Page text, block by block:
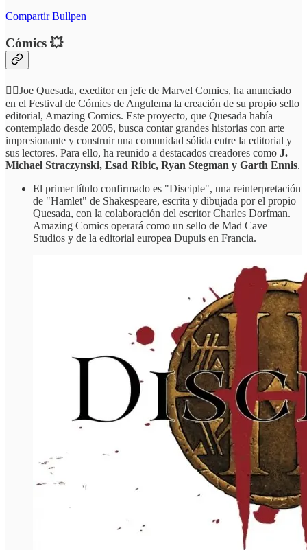
Compartir Bullpen
Cómics 💥
🏴‍☠️Joe Quesada, exeditor en jefe de Marvel Comics, ha anunciado
en el Festival de Cómics de Angulema la creación de su propio sello
editorial, Amazing Comics. Este proyecto, que Quesada había
contemplado desde 2005, busca contar grandes historias con arte
impresionante y construir una comunidad sólida entre la editorial y
sus lectores. Para ello, ha reunido a destacados creadores como J.
Michael Straczynski, Esad Ribic, Ryan Stegman y Garth Ennis.
El primer título confirmado es "Disciple", una reinterpretación
de "Hamlet" de Shakespeare, escrita y dibujada por el propio
Quesada, con la colaboración del escritor Charles Dorfman.
Amazing Comics operará como un sello de Mad Cave
Studios y de la editorial europea Dupuis en Francia.